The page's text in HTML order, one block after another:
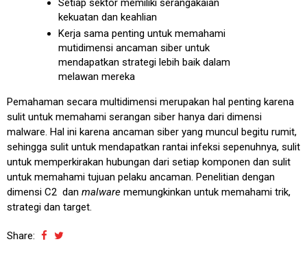
kekuatan dan keahlian
Kerja sama penting untuk memahami
mutidimensi ancaman siber untuk
mendapatkan strategi lebih baik dalam
melawan mereka
Pemahaman secara multidimensi merupakan hal penting karena
sulit untuk memahami serangan siber hanya dari dimensi
malware. Hal ini karena ancaman siber yang muncul begitu rumit,
sehingga sulit untuk mendapatkan rantai infeksi sepenuhnya, sulit
untuk memperkirakan hubungan dari setiap komponen dan sulit
untuk memahami tujuan pelaku ancaman. Penelitian dengan
dimensi C2 dan malware memungkinkan untuk memahami trik,
strategi dan target.
Share: